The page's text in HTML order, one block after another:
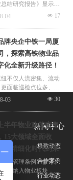
结研究报告》显示，
付规模持续收缩，存量
。以上海为标杆，全
座城市落地团购物业、
、政企协同新模式，
体量小、收费低、运
无人接管难题。
넶 17
04
牌央企中铁一局厦
，探索高铁物业品
化全新升级路径！
不仅人流密集、流动
面临巡检点位多、频
盖广、标准严等多重
的实际运营情况，为
适配高铁业务场景的数
质运营方案：通过搭建
化作业细则，按需动
春运、节假日等特殊时
检需求，依托照片墙留
实景，杜绝作弊、敷衍
借助任务日历直观了解
넶 30
03
半年物业政策密集
15大领域全面收
规精细化时代到来
业管理条例》修订、
规划纳入物业板块，行
极致动态
合作案例
行业动态
新闻中心